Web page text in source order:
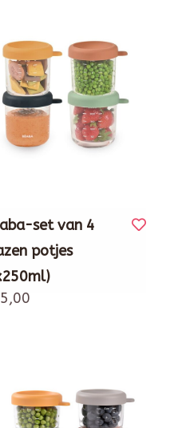
set van 4
potjes